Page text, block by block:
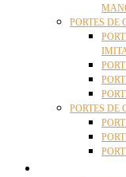
PORTES DE
PORTES DE